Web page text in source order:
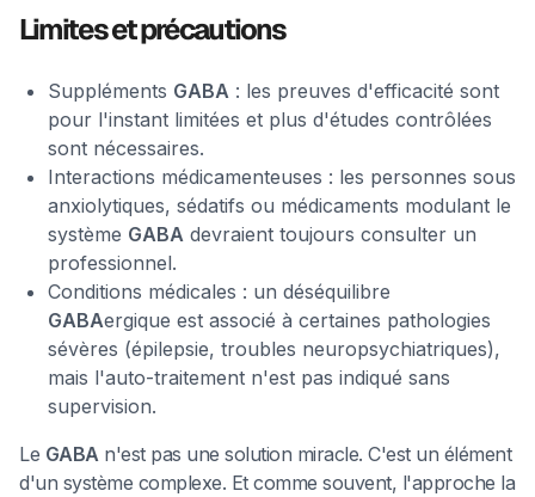
Limites et précautions
Suppléments GABA : les preuves d'efficacité sont
pour l'instant limitées et plus d'études contrôlées
sont nécessaires.
Interactions médicamenteuses : les personnes sous
anxiolytiques, sédatifs ou médicaments modulant le
système GABA devraient toujours consulter un
professionnel.
Conditions médicales : un déséquilibre
GABAergique est associé à certaines pathologies
sévères (épilepsie, troubles neuropsychiatriques),
mais l'auto-traitement n'est pas indiqué sans
supervision.
Le GABAn'est pas une solution miracle. C'est un élément
d'un système complexe. Et comme souvent, l'approche la